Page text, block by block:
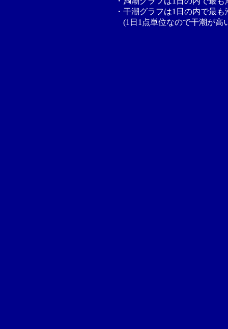
・干潮グラフは1日の内で最
(1日1点単位なので干潮が高